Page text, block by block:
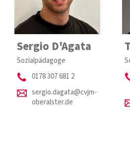
Sergio D'Agata
Sozialpädagoge
0178 307 681 2
sergio.dagata@cvjm-
oberalster.de